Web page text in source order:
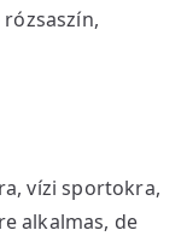
vízi sportokra,
alkalmas, de